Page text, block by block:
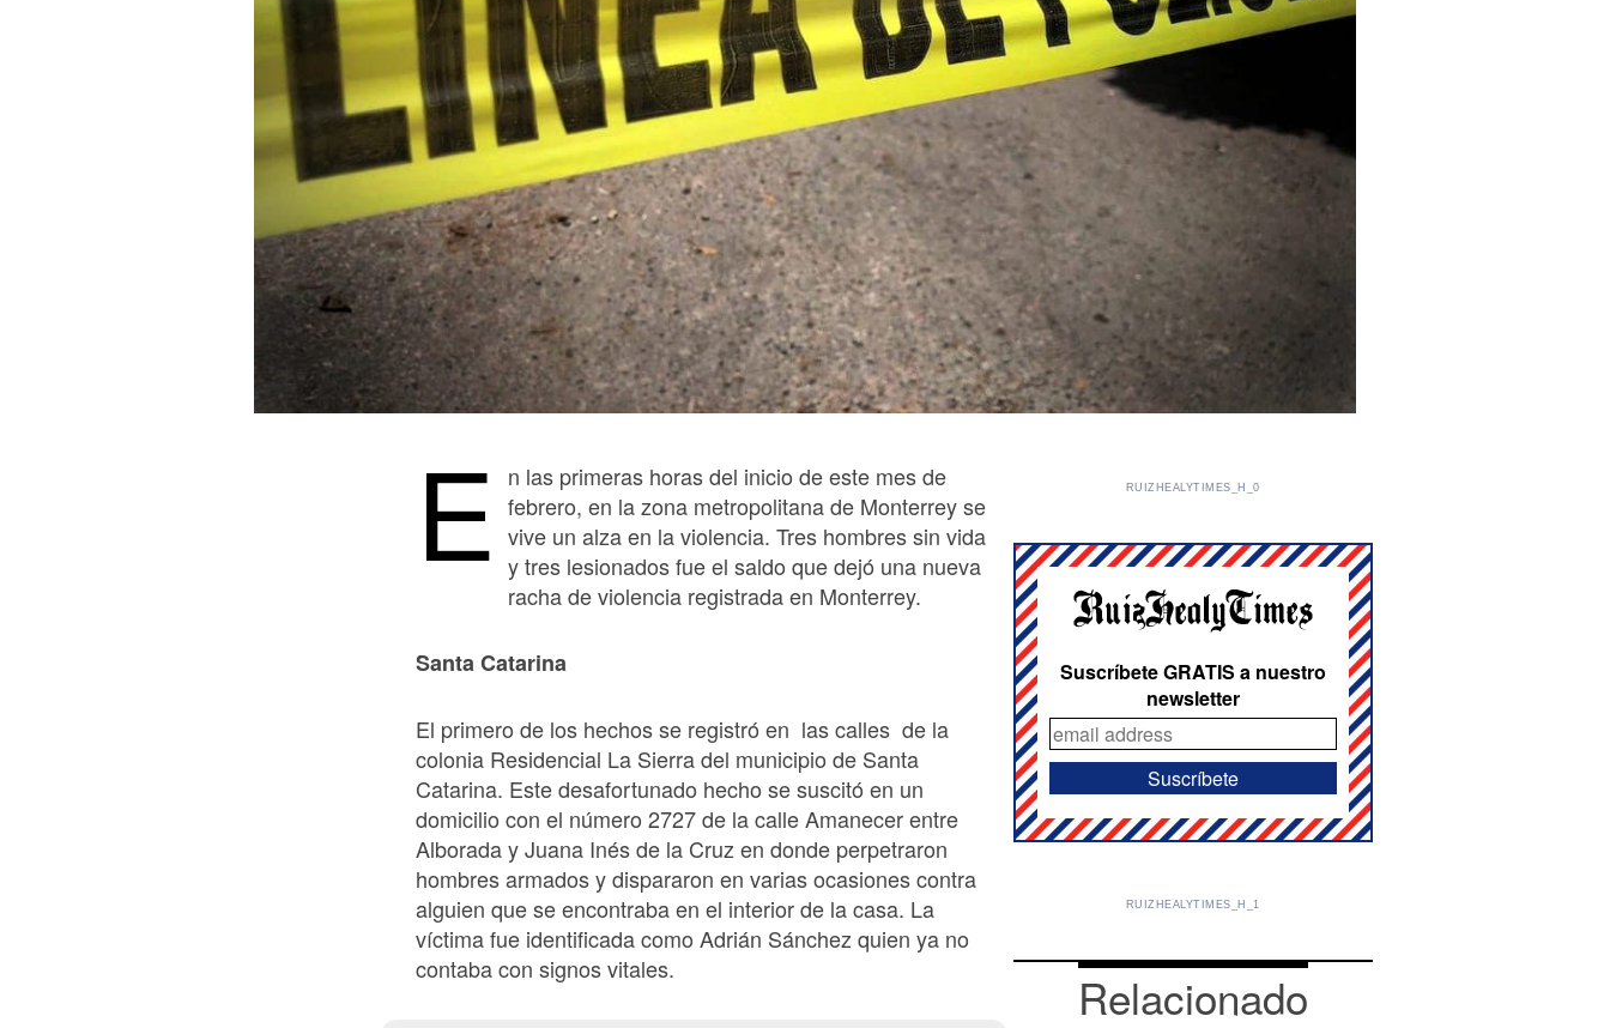
E
n las primeras horas del inicio de este mes de
febrero, en la zona metropolitana de Monterrey se
vive un alza en la violencia. Tres hombres sin vida
y tres lesionados fue el saldo que dejó una nueva
racha de violencia registrada en Monterrey.
Santa Catarina
El primero de los hechos se registró en las calles de la
colonia Residencial La Sierra del municipio de Santa
Catarina. Este desafortunado hecho se suscitó en un
domicilio con el número 2727 de la calle Amanecer entre
Alborada y Juana Inés de la Cruz en donde perpetraron
hombres armados y dispararon en varias ocasiones contra
alguien que se encontraba en el interior de la casa. La
víctima fue identificada como Adrián Sánchez quien ya no
contaba con signos vitales.
RUIZHEALYTIMES_H_0
Suscríbete GRATIS a nuestro
newsletter
RUIZHEALYTIMES_H_1
Relacionado